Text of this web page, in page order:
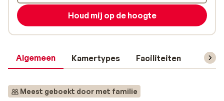
Algemeen Kamertypes Faciliteiten
Meest geboekt door met familie
Houd mij op de hoogte